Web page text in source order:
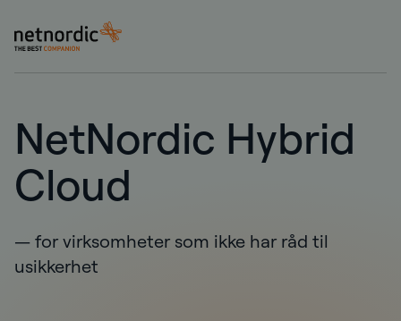
Gå til innhold
NetNordic Norway
NetNordic Hybrid
Cloud
— for virksomheter som ikke har råd til
usikkerhet